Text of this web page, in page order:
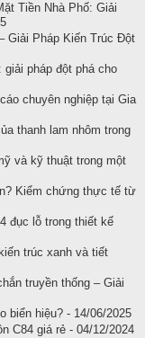
Tiền Nhà Phố: Giải
Giải Pháp Kiến Trúc Đột
giải pháp đột phá cho
chuyên nghiệp tại Gia
thanh lam nhôm trong
và kỹ thuật trong một
Kiểm chứng thực tế từ
đục lỗ trong thiết kế
trúc xanh và tiết
truyền thống – Giải
biển hiệu? - 14/06/2025
C84 giá rẻ - 04/12/2024